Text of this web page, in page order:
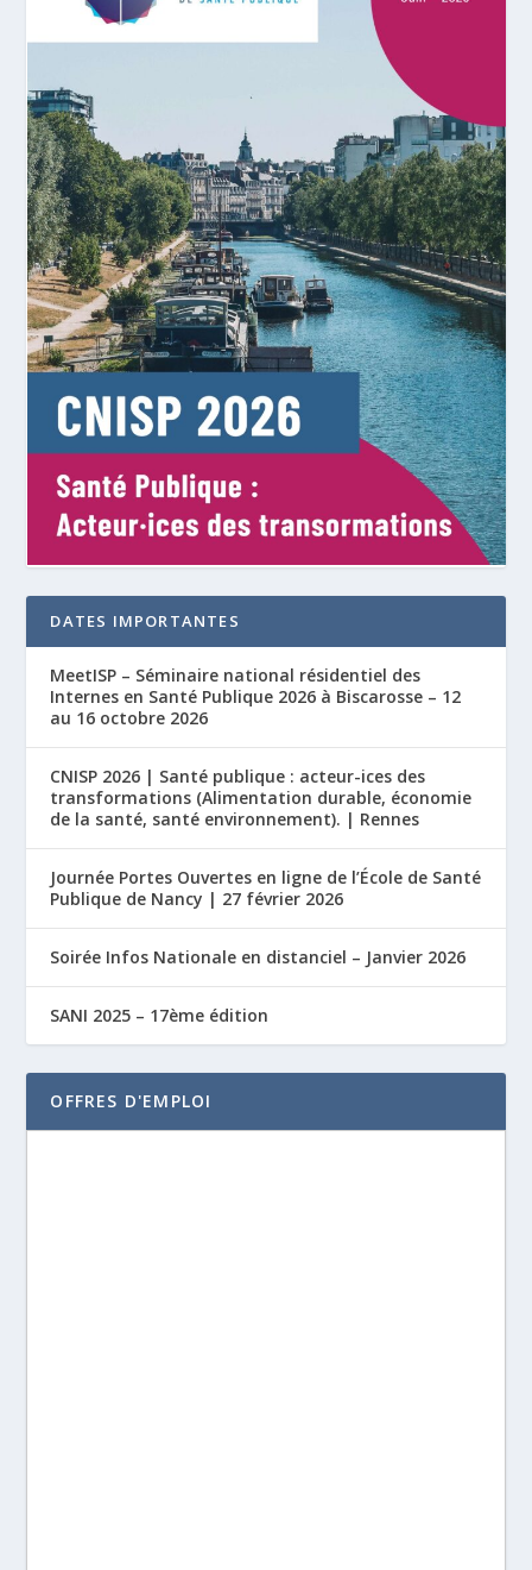
DATES IMPORTANTES
MeetISP – Séminaire national résidentiel des
Internes en Santé Publique 2026 à Biscarosse – 12
au 16 octobre 2026
CNISP 2026 | Santé publique : acteur-ices des
transformations (Alimentation durable, économie
de la santé, santé environnement). | Rennes
Journée Portes Ouvertes en ligne de l’École de Santé
Publique de Nancy | 27 février 2026
Soirée Infos Nationale en distanciel – Janvier 2026
SANI 2025 – 17ème édition
OFFRES D'EMPLOI